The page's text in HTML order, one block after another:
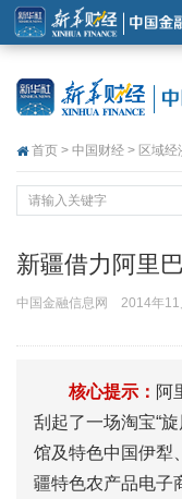
首页 > 中国财经 > 区域经
新疆借力阿里
中国金融信息网 2014年
核心提示： 阿
刮起了一场淘宝“
馆及特色中国伊犁
疆特色农产品电子